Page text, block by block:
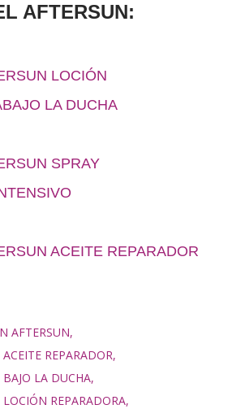
AFTERSUN:
LOCIÓN
LA DUCHA
SPRAY
ACEITE REPARADOR
AFTERSUN
REPARADOR
BAJO LA DUCHA
REPARADORA